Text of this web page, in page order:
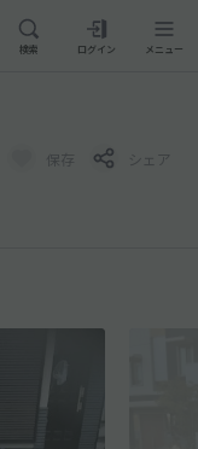
検索 ログイン メニュー
保存 シェア